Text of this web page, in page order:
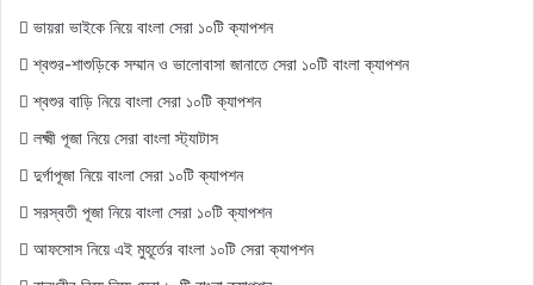
ভায়রা ভাইকে নিয়ে বাংলা সেরা ১০টি ক্যাপশন
শ্বশুর-শাশুড়িকে সম্মান ও ভালোবাসা জানাতে সেরা ১০টি বাংলা ক্যাপশন
শ্বশুর বাড়ি নিয়ে বাংলা সেরা ১০টি ক্যাপশন
লক্ষ্মী পূজা নিয়ে সেরা বাংলা স্ট্যাটাস
দুর্গাপূজা নিয়ে বাংলা সেরা ১০টি ক্যাপশন
সরস্বতী পূজা নিয়ে বাংলা সেরা ১০টি ক্যাপশন
আফসোস নিয়ে এই মুহূর্তের বাংলা ১০টি সেরা ক্যাপশন